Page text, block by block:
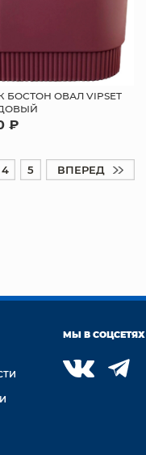
БОСТОН ОВАЛ VIPSET
₽
4 5 ВПЕРЕД
МЫ В СОЦСЕТЯХ